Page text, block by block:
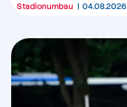
Stadionumbau 04.08.2026